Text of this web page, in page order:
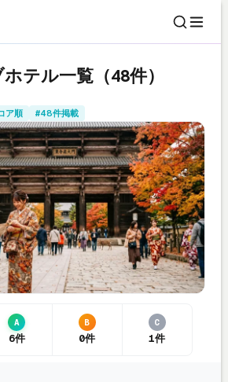
テル一覧（48件）
ア順 #48件掲載
A
6件
B
0件
C
1件